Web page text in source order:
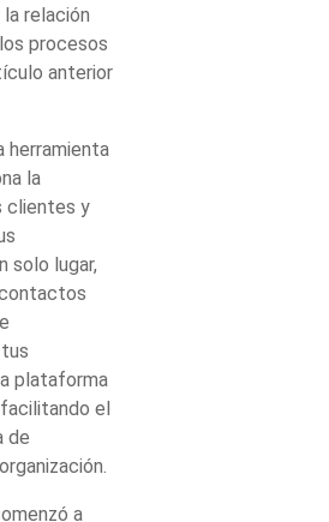
relación
procesos
anterior
herramienta
la
clientes y
solo lugar,
plataforma
el
de
a